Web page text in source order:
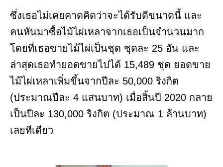
ซึ่งเธอไม่เคยคาดคิดว่าจะได้รับดีขนาดนี้ และ
คนหันมาซื้อไม้ไผ่เหลาจากเธอเป็นจำนวนมาก
โดยที่เธอขายไม้ไผ่เป็นชุด ชุดละ 25 อัน และ
ล่าสุดเธอทำยอดขายไปได้ 15,489 ชุด ยอดขาย
ไม้ไผ่เหลาเพิ่มขึ้นจากปีละ 50,000 ริงกิต
(ประมาณปีละ 4 แสนบาท) เมื่อสิ้นปี 2020 กลาย
เป็นปีละ 130,000 ริงกิต (ประมาณ 1 ล้านบาท)
เลยทีเดียว